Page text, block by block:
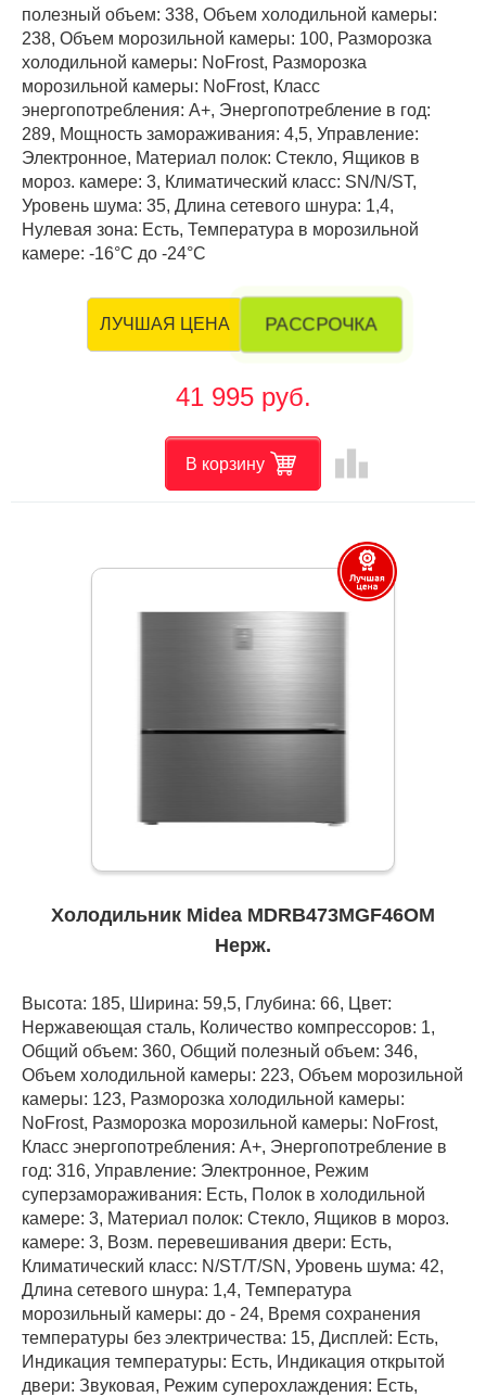
полезный объем: 338, Объем холодильной камеры:
238, Объем морозильной камеры: 100, Разморозка
холодильной камеры: NoFrost, Разморозка
морозильной камеры: NoFrost, Класс
энергопотребления: А+, Энергопотребление в год:
289, Мощность замораживания: 4,5, Управление:
Электронное, Материал полок: Стекло, Ящиков в
мороз. камере: 3, Климатический класс: SN/N/ST,
Уровень шума: 35, Длина сетевого шнура: 1,4,
Нулевая зона: Есть, Температура в морозильной
камере: -16°C до -24°C
ЛУЧШАЯ ЦЕНА РАССРОЧКА
41 995 руб.
В корзину leaderboard
Холодильник Midea MDRB473MGF46OM
Нерж.
Высота: 185, Ширина: 59,5, Глубина: 66, Цвет:
Нержавеющая сталь, Количество компрессоров: 1,
Общий объем: 360, Общий полезный объем: 346,
Объем холодильной камеры: 223, Объем морозильной
камеры: 123, Разморозка холодильной камеры:
NoFrost, Разморозка морозильной камеры: NoFrost,
Класс энергопотребления: А+, Энергопотребление в
год: 316, Управление: Электронное, Режим
суперзамораживания: Есть, Полок в холодильной
камере: 3, Материал полок: Стекло, Ящиков в мороз.
камере: 3, Возм. перевешивания двери: Есть,
Климатический класс: N/ST/T/SN, Уровень шума: 42,
Длина сетевого шнура: 1,4, Температура
морозильный камеры: до - 24, Время сохранения
температуры без электричества: 15, Дисплей: Есть,
Индикация температуры: Есть, Индикация открытой
двери: Звуковая, Режим суперохлаждения: Есть,